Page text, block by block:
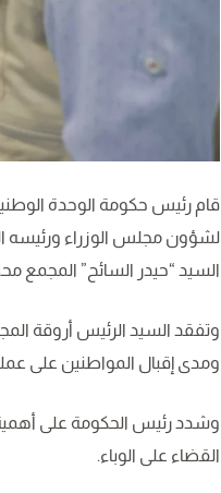
قام رئيس حكومة الوحدة الوطنية
لشؤون مجلس الوزراء ورئيسه
السيد “حيدر السائح” المجمع
وتفقد السيد الرئيس أروقة
ومدى إقبال المواطنين على
وشدد رئيس الحكومة على
القضاء على الوباء.